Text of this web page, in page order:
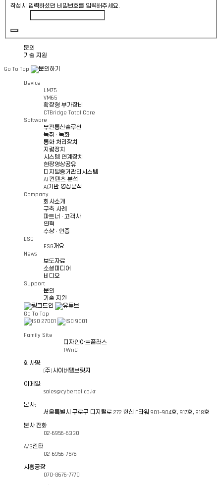
작성시 입력하셨던 비밀번호를 입력해주세요.
문의
기술 지원
Go To Top
Device
LM75
VM65
확장형 부가장비
CTBridge Total Care
Software
무전통신솔루션
녹취 · 녹화
통화 처리장치
지령장치
시스템 연계장치
현장영상공유
디지털증거관리시스템
AI 컨텐츠 분석
AI기반 영상분석
Company
회사소개
구축 사례
파트너 · 고객사
연혁
수상 · 인증
ESG
ESG개요
News
보도자료
소셜미디어
비디오
Support
문의
기술 지원
Go To Top
Family Site
디자인아트플러스
TWnC
회사명:
(주)사이버텔브릿지
이메일:
sales@cybertel.co.kr
본사:
서울특별시 구로구 디지털로 272 한신IT타워 901~904호, 917호, 918호
본사 전화
02-6956-6330
A/S센터
02-6956-7576
시흥공장
070-8676-7770